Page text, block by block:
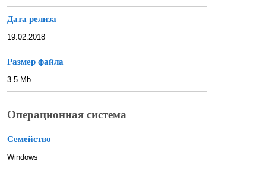
Дата релиза
19.02.2018
Размер файла
3.5 Mb
Операционная система
Семейство
Windows